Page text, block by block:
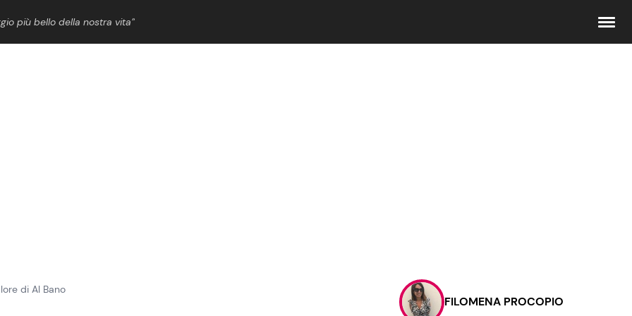
più bello della nostra vita”
Contattaci
Pubblicità
di Al Bano
FILOMENA PROCOPIO